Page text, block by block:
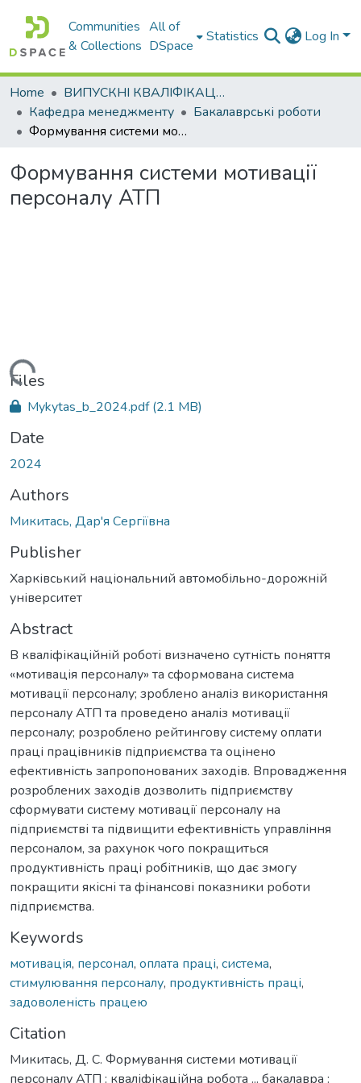
Communities
& Collections
All of
DSpace
Statistics Log In
Home
ВИПУСКНІ КВАЛІФІКАЦІЙНІ РОБОТИ
Кафедра менеджменту
Бакалаврські роботи
Формування системи мотивації персоналу АТП
Формування системи мотивації
персоналу АТП
Loading...
Files
Mykytas_b_2024.pdf(2.1 MB)
Date
2024
Authors
Микитась, Дар'я Сергіївна
Publisher
Харківський національний автомобільно-дорожній
університет
Abstract
В кваліфікаційній роботі визначено сутність поняття
«мотивація персоналу» та сформована система
мотивації персоналу; зроблено аналіз використання
персоналу АТП та проведено аналіз мотивації
персоналу; розроблено рейтингову систему оплати
праці працівників підприємства та оцінено
ефективність запропонованих заходів. Впровадження
розроблених заходів дозволить підприємству
сформувати систему мотивації персоналу на
підприємстві та підвищити ефективність управління
персоналом, за рахунок чого покращиться
продуктивність праці робітників, що дає змогу
покращити якісні та фінансові показники роботи
підприємства.
Keywords
мотивація, персонал, оплата праці, система,
стимулювання персоналу, продуктивність праці,
задоволеність працею
Citation
Микитась, Д. С. Формування системи мотивації
персоналу АТП : кваліфікаційна робота ... бакалавра :